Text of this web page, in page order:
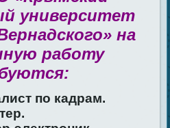
университет
на
работу
по кадрам.